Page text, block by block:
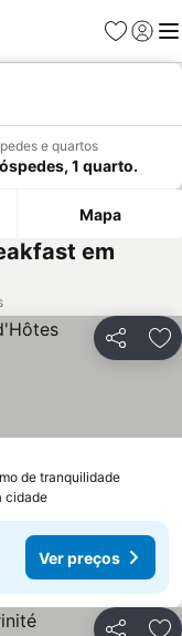
Favoritos
Iniciar
e quartos
1 quarto.
Mapa
em
Partilhar
de tranquilidade
cidade
Ver preços